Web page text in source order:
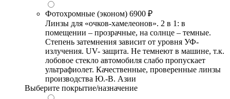
Фотохромные (эконом) 6900 ₽
Линзы для «очков-хамелеонов». 2 в 1: в
помещении – прозрачные, на солнце – темные.
Степень затемнения зависит от уровня УФ-
излучения. UV- защита. Не темнеют в машине, т.к.
лобовое стекло автомобиля слабо пропускает
ультрафиолет. Качественные, проверенные линзы
производства Ю.-В. Азии
Выберите покрытие/назначение